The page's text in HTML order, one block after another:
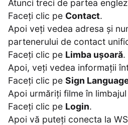
Atunci treci de partea
Faceți clic pe Contact.
Apoi veți vedea adresa și
partenerului de contact
Faceți clic pe Limba ușoară.
Apoi, veți vedea informații
Faceți clic pe Sign
Apoi urmăriți filme în
Faceți clic pe Login.
Apoi vă puteți conecta la